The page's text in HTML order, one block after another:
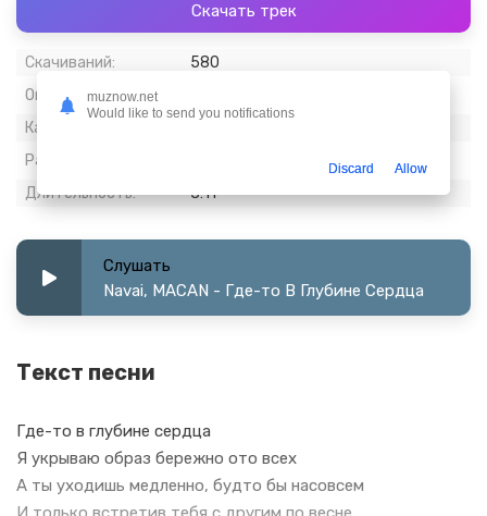
Скачать трек
Скачиваний:
580
Опубликовано:
Качество:
Размер:
Длительность:
3:11
Слушать
Navai, MACAN - Где-то В Глубине Сердца
Текст песни
Где-то в глубине сердца
Я укрываю образ бережно ото всех
А ты уходишь медленно, будто бы насовсем
muznow.net
Would like to send you notifications
Discard Allow